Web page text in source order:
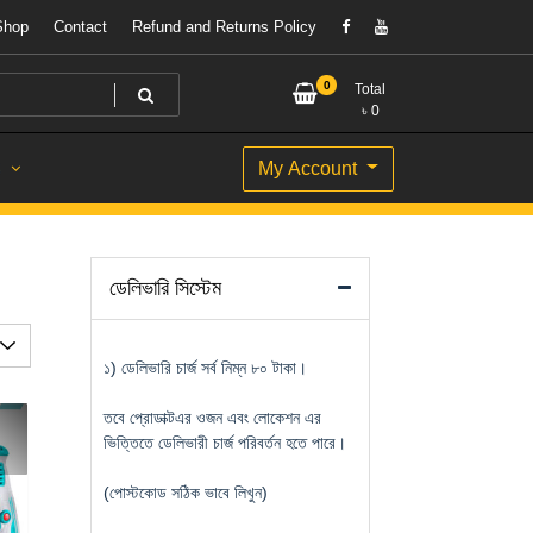
Contact Refund and Returns Policy
0
Total
৳ 0
My Account
ডেলিভারি সিস্টেম
১) ডেলিভারি চার্জ সর্ব নিম্ন ৮০ টাকা।
তবে প্রোডাক্টএর ওজন এবং লোকেশন এর
ভিত্তিতে ডেলিভারী চার্জ পরিবর্তন হতে পারে।
(পোস্টকোড সঠিক ভাবে লিখুন)